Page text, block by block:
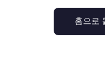
홈으로